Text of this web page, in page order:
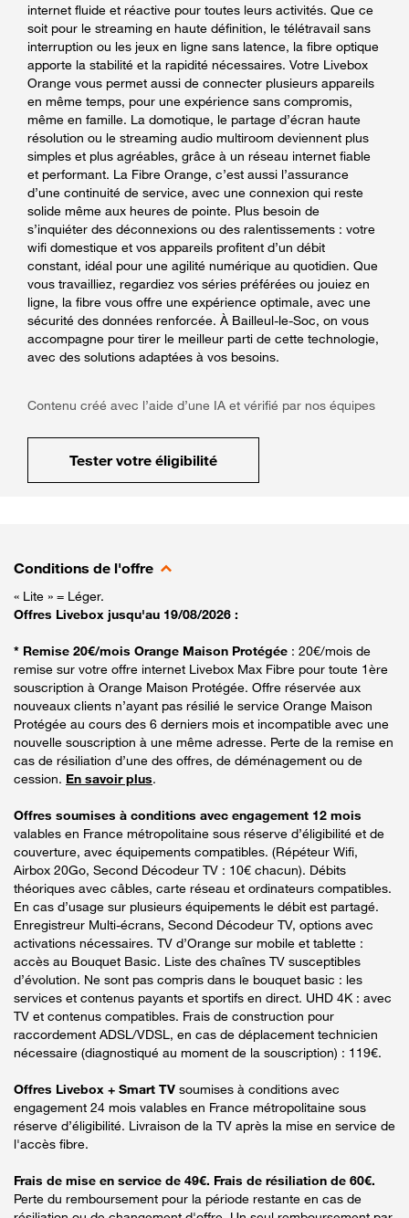
internet fluide et réactive pour toutes leurs activités. Que ce
soit pour le streaming en haute définition, le télétravail sans
interruption ou les jeux en ligne sans latence, la fibre optique
apporte la stabilité et la rapidité nécessaires. Votre Livebox
Orange vous permet aussi de connecter plusieurs appareils
en même temps, pour une expérience sans compromis,
même en famille. La domotique, le partage d’écran haute
résolution ou le streaming audio multiroom deviennent plus
simples et plus agréables, grâce à un réseau internet fiable
et performant. La Fibre Orange, c’est aussi l’assurance
d’une continuité de service, avec une connexion qui reste
solide même aux heures de pointe. Plus besoin de
s’inquiéter des déconnexions ou des ralentissements : votre
wifi domestique et vos appareils profitent d’un débit
constant, idéal pour une agilité numérique au quotidien. Que
vous travailliez, regardiez vos séries préférées ou jouiez en
ligne, la fibre vous offre une expérience optimale, avec une
sécurité des données renforcée. À Bailleul-le-Soc, on vous
accompagne pour tirer le meilleur parti de cette technologie,
avec des solutions adaptées à vos besoins.
Contenu créé avec l’aide d’une IA et vérifié par nos équipes
Tester votre éligibilité
Conditions de l'offre
« Lite » = Léger.
Offres Livebox jusqu'au 19/08/2026 :
* Remise 20€/mois Orange Maison Protégée : 20€/mois de
remise sur votre offre internet Livebox Max Fibre pour toute 1ère
souscription à Orange Maison Protégée. Offre réservée aux
nouveaux clients n’ayant pas résilié le service Orange Maison
Protégée au cours des 6 derniers mois et incompatible avec une
nouvelle souscription à une même adresse. Perte de la remise en
cas de résiliation d’une des offres, de déménagement ou de
cession. En savoir plus.
Offres soumises à conditions avec engagement 12 mois
valables en France métropolitaine sous réserve d’éligibilité et de
couverture, avec équipements compatibles. (Répéteur Wifi,
Airbox 20Go, Second Décodeur TV : 10€ chacun). Débits
théoriques avec câbles, carte réseau et ordinateurs compatibles.
En cas d’usage sur plusieurs équipements le débit est partagé.
Enregistreur Multi-écrans, Second Décodeur TV, options avec
activations nécessaires. TV d’Orange sur mobile et tablette :
accès au Bouquet Basic. Liste des chaînes TV susceptibles
d’évolution. Ne sont pas compris dans le bouquet basic : les
services et contenus payants et sportifs en direct. UHD 4K : avec
TV et contenus compatibles. Frais de construction pour
raccordement ADSL/VDSL, en cas de déplacement technicien
nécessaire (diagnostiqué au moment de la souscription) : 119€.
Offres Livebox + Smart TV soumises à conditions avec
engagement 24 mois valables en France métropolitaine sous
réserve d’éligibilité. Livraison de la TV après la mise en service de
l'accès fibre.
Frais de mise en service de 49€. Frais de résiliation de 60€.
Perte du remboursement pour la période restante en cas de